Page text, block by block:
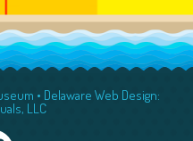
• Delaware Web Design:
LLC